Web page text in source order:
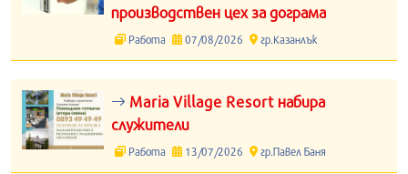
производствен цех за дограма
Работа 07/08/2026 гр.Казанлък
Maria Village Resort набира
служители
Работа 13/07/2026 гр.Павел Баня